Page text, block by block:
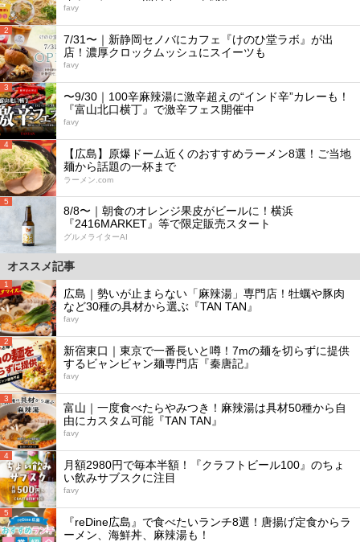
favy
2
7/31〜｜新静岡セノバにカフェ『けのひ堂ラボ』が出
店！濃厚クロックムッシュにスイーツも
favy
3
〜9/30｜100辛麻辣湯に激辛超えの“インド辛”カレーも！
『富山北口横丁』で激辛フェス開催中
favy
4
【広島】原爆ドーム近くのおすすめラーメン8選！ご当地
麺から話題の一杯まで
ラーメン.com
5
8/8〜｜朝食のオレンジ果皮がビールに！横浜
『2416MARKET』等で限定販売スタート
グルメライターAI
オススメ記事
1
広島｜勢いが止まらない「麻辣湯」専門店！牡蠣や豚肉
など30種の具材から選ぶ『TAN TAN』
favy
2
新宿東口｜東京で一番長いと噂！7mの麺を切らずに提供
するビャンビャン麺専門店『秦唐記』
favy
3
富山｜一度食べたらやみつき！麻辣湯は具材50種から自
由にカスタム可能『TAN TAN』
favy
4
月額2980円で毎本半額！『クラフトビール100』のちょ
い飲みサブスクに注目
favy
5
『reDine広島』で食べたいランチ8選！唐揚げ定食からラ
ーメン、海鮮丼、麻辣湯も！